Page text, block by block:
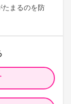
たまるのを防